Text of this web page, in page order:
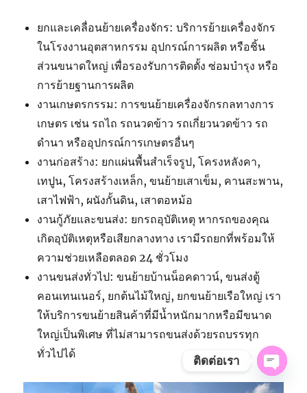
ยกและเคลื่อนย้ายเครื่องจักร: บริการย้ายเครื่องจักร
ในโรงงานอุตสาหกรรม อุปกรณ์การผลิต หรือชิ้น
ส่วนขนาดใหญ่ เพื่อรองรับการติดตั้ง ซ่อมบำรุง หรือ
การย้ายฐานการผลิต
งานเกษตรกรรม: การขนย้ายเครื่องจักรกลทางการ
เกษตร เช่น รถไถ รถนวดข้าว รถเกี่ยวนวดข้าว รถ
ดำนา หรืออุปกรณ์การเกษตรอื่นๆ
งานก่อสร้าง: ยกแผ่นพื้นสำเร็จรูป, โครงหลังคา,
เทปูน, โครงสร้างเหล็ก, ขนย้ายเสาเข็ม, คานสะพาน,
เสาไฟฟ้า, ผนังกั้นดิน, เสาตอหม้อ
งานกู้ภัยและขนส่ง: ยกรถอุบัติเหตุ หากรถของคุณ
เกิดอุบัติเหตุหรือเสียกลางทาง เรามีรถยกที่พร้อมให้
ความช่วยเหลือตลอด 24 ชั่วโมง
งานขนส่งทั่วไป: ขนย้ายบ้านน็อคดาวน์, ขนส่งตู้
คอนเทนเนอร์, ยกต้นไม้ใหญ่, ยกขนย้ายเรือใหญ่ เรา
ให้บริการขนย้ายสินค้าที่มีน้ำหนักมากหรือมีขนาด
ใหญ่เป็นพิเศษ ที่ไม่สามารถขนส่งด้วยรถบรรทุก
ทั่วไปได้
ติดต่อเรา
OPEN